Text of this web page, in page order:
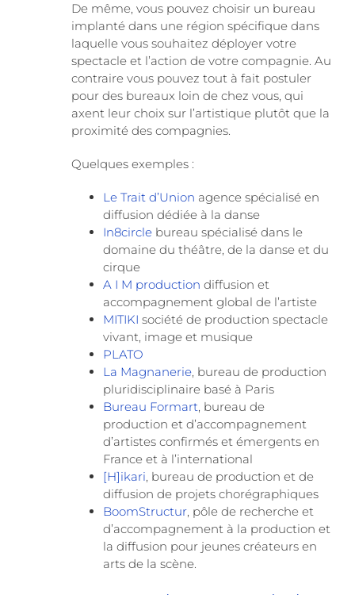
De même, vous pouvez choisir un bureau
implanté dans une région spécifique dans
laquelle vous souhaitez déployer votre
spectacle et l’action de votre compagnie. Au
contraire vous pouvez tout à fait postuler
pour des bureaux loin de chez vous, qui
axent leur choix sur l’artistique plutôt que la
proximité des compagnies.
Quelques exemples :
Le Trait d’Union agence spécialisé en
diffusion dédiée à la danse
In8circle bureau spécialisé dans le
domaine du théâtre, de la danse et du
cirque
A I M production diffusion et
accompagnement global de l’artiste
MITIKI société de production spectacle
vivant, image et musique
PLATO
La Magnanerie, bureau de production
pluridisciplinaire basé à Paris
Bureau Formart, bureau de
production et d’accompagnement
d’artistes confirmés et émergents en
France et à l’international
[H]ikari, bureau de production et de
diffusion de projets chorégraphiques
BoomStructur, pôle de recherche et
d’accompagnement à la production et
la diffusion pour jeunes créateurs en
arts de la scène.